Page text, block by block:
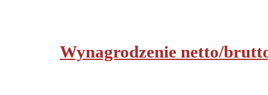
Wynagrodzenie netto/